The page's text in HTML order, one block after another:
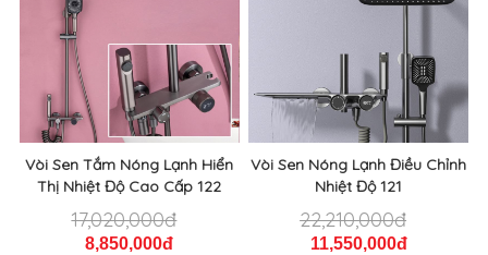
Vòi Sen Tắm Nóng Lạnh Hiển
Thị Nhiệt Độ Cao Cấp 122
17,020,000đ
8,850,000đ
Vòi Sen Nóng Lạnh Điều Chỉnh
Nhiệt Độ 121
22,210,000đ
11,550,000đ